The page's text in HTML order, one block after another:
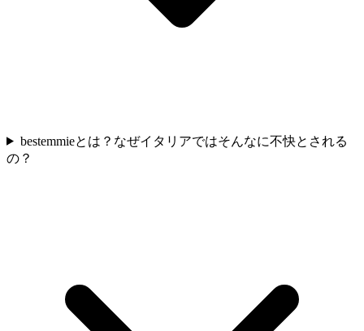
bestemmieとは？なぜイタリアではそんなに不快とされる
の？